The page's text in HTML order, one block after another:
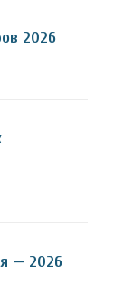
2026
— 2026